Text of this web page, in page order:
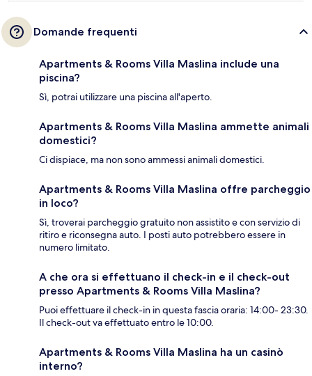
Domande frequenti
Apartments & Rooms Villa Maslina include una
piscina?
Sì, potrai utilizzare una piscina all'aperto.
Apartments & Rooms Villa Maslina ammette animali
domestici?
Ci dispiace, ma non sono ammessi animali domestici.
Apartments & Rooms Villa Maslina offre parcheggio
in loco?
Sì, troverai parcheggio gratuito non assistito e con servizio di
ritiro e riconsegna auto. I posti auto potrebbero essere in
numero limitato.
A che ora si effettuano il check-in e il check-out
presso Apartments & Rooms Villa Maslina?
Puoi effettuare il check-in in questa fascia oraria: 14:00- 23:30.
Il check-out va effettuato entro le 10:00.
Apartments & Rooms Villa Maslina ha un casinò
interno?